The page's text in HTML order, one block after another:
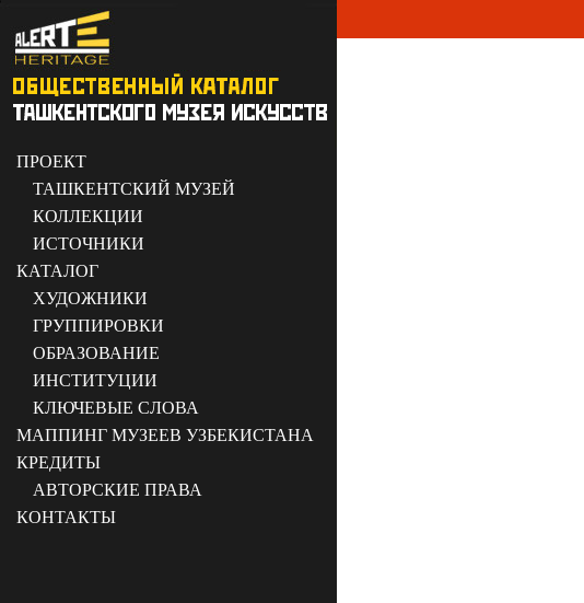
ПРОЕКТ
ТАШКЕНТСКИЙ МУЗЕЙ
КОЛЛЕКЦИИ
ИСТОЧНИКИ
КАТАЛОГ
ХУДОЖНИКИ
ГРУППИРОВКИ
ОБРАЗОВАНИЕ
ИНСТИТУЦИИ
КЛЮЧЕВЫЕ СЛОВА
МАППИНГ МУЗЕЕВ УЗБЕКИСТАНА
КРЕДИТЫ
АВТОРСКИЕ ПРАВА
КОНТАКТЫ